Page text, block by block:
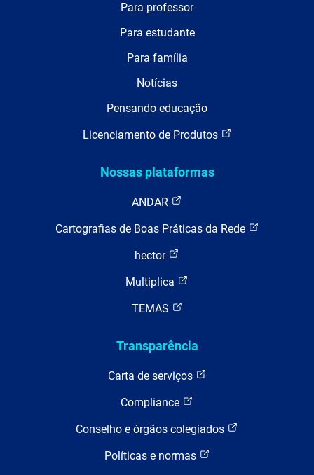
Para professor
Para estudante
Para família
Notícias
Pensando educação
Licenciamento de Produtos
Nossas plataformas
ANDAR
Cartografias de Boas Práticas da Rede
hector
Multiplica
TEMAS
Transparência
Carta de serviços
Compliance
Conselho e órgãos colegiados
Políticas e normas